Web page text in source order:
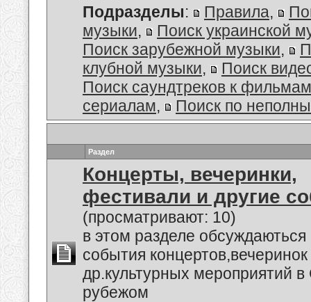
Подразделы: Правила,
музыки,
Поиск украинской
Поиск зарубежной музыки,
клубной музыки,
Поиск
Поиск саундтреков к
сериалам, Поиск по
Раздел
Концерты, вечеринки,
фестивали и другие
(просматривают: 10)
в этом разделе
события
др.культурных мероприятий
рубежом